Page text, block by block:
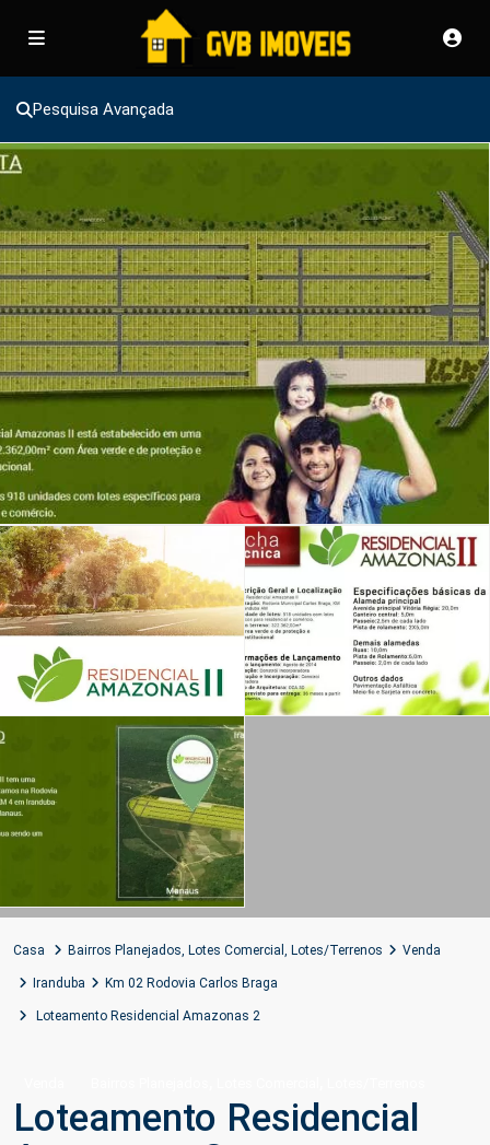
Pesquisa Avançada
Casa Bairros Planejados, Lotes Comercial , Lotes/Terrenos Venda
Iranduba Km 02 Rodovia Carlos Braga
Loteamento Residencial Amazonas 2
Loteamento Residencial